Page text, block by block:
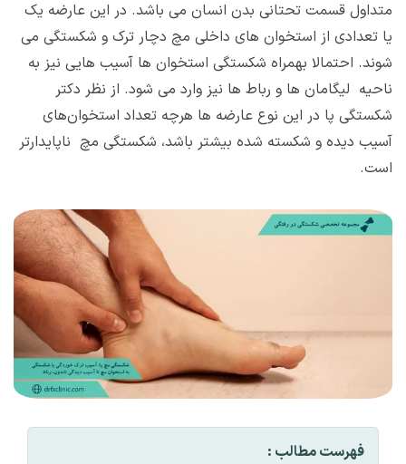
متداول قسمت تحتانی بدن انسان می باشد. در این عارضه یک
یا تعدادی از استخوان های داخلی مچ دچار ترک و شکستگی می
شوند. احتمالا بهمراه شکستگی استخوان ها آسیب هایی نیز به
ناحیه لیگامان ها و رباط ها نیز وارد می شود. از نظر دکتر
شکستگی پا در این نوع عارضه ها هرچه تعداد استخوان‌های
آسیب دیده و شکسته شده بیشتر باشد، شکستگی مچ ناپایدارتر
است.
فهرست مطالب :